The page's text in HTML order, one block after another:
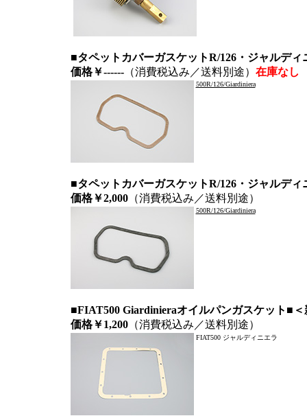
■タペットカバーガスケットR/126・ジャルデ
価格￥------（消費税込み／送料別途） 在庫なし
500R/126/Giardiniera
■タペットカバーガスケットR/126・ ジャルディ
価格￥2,000（消費税込み／送料別途）
500R/126/Giardiniera
■FIAT500 Giardinieraオイルパンガスケット■＜
価格￥1,200（消費税込み／送料別途）
FIAT500 ジャルディニエラ